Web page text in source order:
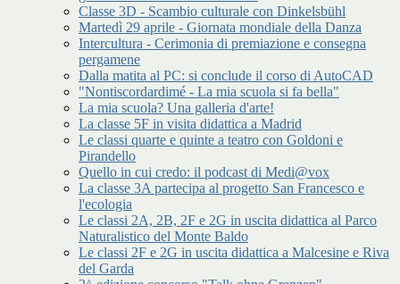
Classe 3D - Scambio culturale con Dinkelsbühl
Martedì 29 aprile - Giornata mondiale della Danza
Intercultura - Cerimonia di premiazione e consegna
pergamene
Dalla matita al PC: si conclude il corso di AutoCAD
"Nontiscordardimé - La mia scuola si fa bella"
La mia scuola? Una galleria d'arte!
La classe 5F in visita didattica a Madrid
Le classi quarte e quinte a teatro con Goldoni e
Pirandello
Quello in cui credo: il podcast di Medi@vox
La classe 3A partecipa al progetto San Francesco e
l'ecologia
Le classi 2A, 2B, 2F e 2G in uscita didattica al Parco
Naturalistico del Monte Baldo
Le classi 2F e 2G in uscita didattica a Malcesine e Riva
del Garda